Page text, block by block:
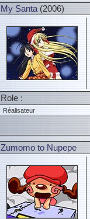
My Santa (2006)
Role :
Réalisateur
Zumomo to Nupepe